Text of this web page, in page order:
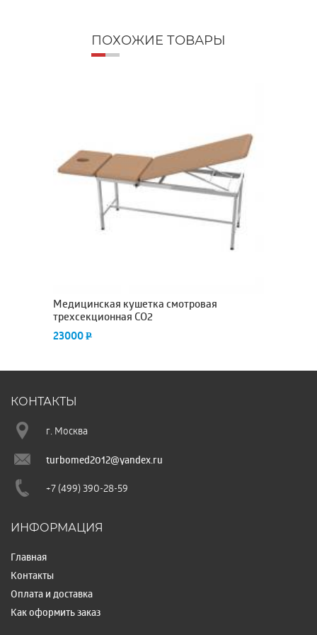
ПОХОЖИЕ ТОВАРЫ
Медицинская кушетка смотровая
трехсекционная CO2
23000 P
КОНТАКТЫ
г. Москва
turbomed2012@yandex.ru
+7 (499) 390-28-59
ИНФОРМАЦИЯ
Главная
Контакты
Оплата и доставка
Как оформить заказ